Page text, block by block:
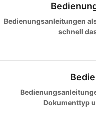
Bedienungsanleitungen
schnell
Dokumenttyp